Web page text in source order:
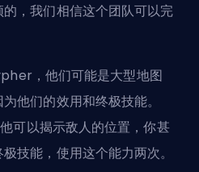
，我们相信这个团队可以完
，他们可能是大型地图
他们的效用和终极技能。
可以揭示敌人的位置，你甚
技能，使用这个能力两次。